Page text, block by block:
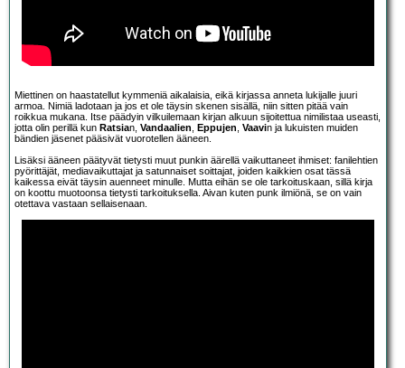
Miettinen on haastatellut kymmeniä aikalaisia, eikä kirjassa anneta lukijalle juuri
armoa. Nimiä ladotaan ja jos et ole täysin skenen sisällä, niin sitten pitää vain
roikkua mukana. Itse päädyin vilkuilemaan kirjan alkuun sijoitettua nimilistaa useasti,
jotta olin perillä kun Ratsian, Vandaalien, Eppujen, Vaavin ja lukuisten muiden
bändien jäsenet pääsivät vuorotellen ääneen.
Lisäksi ääneen päätyvät tietysti muut punkin äärellä vaikuttaneet ihmiset: fanilehtien
pyörittäjät, mediavaikuttajat ja satunnaiset soittajat, joiden kaikkien osat tässä
kaikessa eivät täysin auenneet minulle. Mutta eihän se ole tarkoituskaan, sillä kirja
on koottu muotoonsa tietysti tarkoituksella. Aivan kuten punk ilmiönä, se on vain
otettava vastaan sellaisenaan.